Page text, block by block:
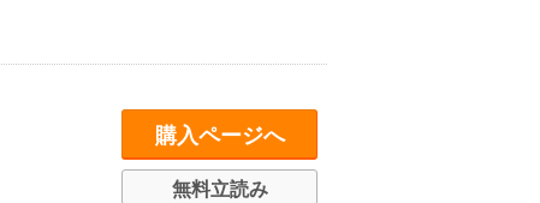
購入ページへ
無料立読み